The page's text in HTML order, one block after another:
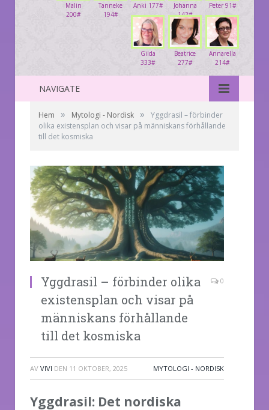
Peter 91#
Johanna
142#
Anki 177#
Tanneke
194#
Malin
200#
Annarella
214#
Beatrice
277#
Gilda
333#
NAVIGATE
Hem » Mytologi - Nordisk »
Yggdrasil – förbinder
olika existensplan och visar på människans förhållande
till det kosmiska
Yggdrasil – förbinder olika
existensplan och visar på
människans förhållande
till det kosmiska
0
AV VIVI DEN 11 OKTOBER, 2025 MYTOLOGI - NORDISK
Yggdrasil: Det nordiska